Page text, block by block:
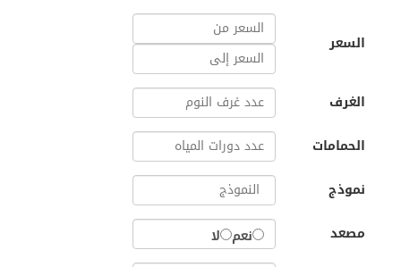
السعر
الغرف
الحمامات
نموذج
مصعد
نعم لا